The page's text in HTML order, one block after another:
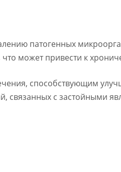
патогенных
может привести к
способствующим
связанных с застойными